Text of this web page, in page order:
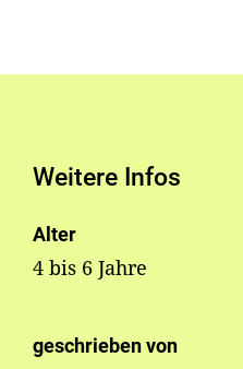
Weitere Infos
Alter
4 bis 6 Jahre
geschrieben von